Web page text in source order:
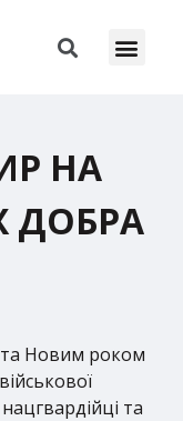
НА
ДОБРА
та Новим роком
та